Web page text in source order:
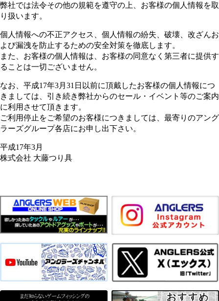
弊社では法令その他の規範を遵守の上、お客様の個人情報を取
り扱います。
個人情報への不正アクセス、個人情報の紛失、破壊、改ざんお
よび漏洩を防止するための安全対策を徹底します。
また、お客様の個人情報は、お客様の同意なく第三者に提供す
ることは一切ございません。
なお、平成17年3月31日以前に頂戴したお客様の個人情報につ
きましては、引き続き弊社からのセール・イベント等のご案内
に利用させて頂きます。
ご利用停止をご希望のお客様につきましては、最寄りのアング
ラーズグループ各店にお申し出下さい。
平成17年3月
株式会社 大藤つり具